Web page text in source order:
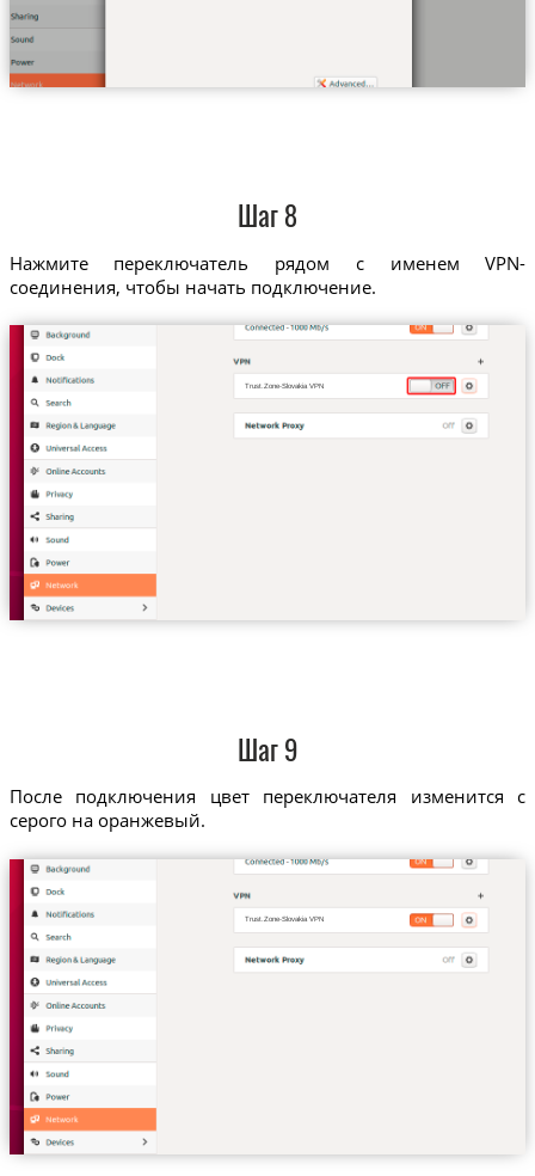
Шаг 8
Нажмите переключатель рядом с именем VPN-
соединения, чтобы начать подключение.
Trust.Zone-Slovakia VPN
Шаг 9
После подключения цвет переключателя изменится с
серого на оранжевый.
Trust.Zone-Slovakia VPN